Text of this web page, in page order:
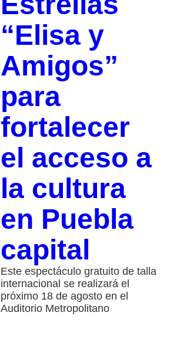
“Elisa y
Amigos”
para
fortalecer
el acceso a
la cultura
en Puebla
capital
Este espectáculo gratuito de talla
internacional se realizará el
próximo 18 de agosto en el
Auditorio Metropolitano